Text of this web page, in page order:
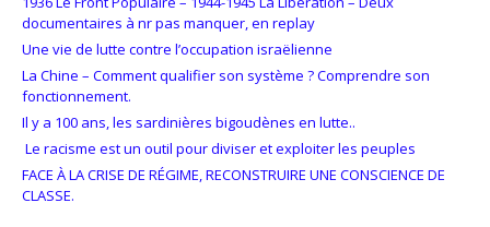
documentaires à nr pas manquer, en replay
Une vie de lutte contre l’occupation israëlienne
La Chine – Comment qualifier son système ? Comprendre son
fonctionnement.
Il y a 100 ans, les sardinières bigoudènes en lutte..
Le racisme est un outil pour diviser et exploiter les peuples
FACE À LA CRISE DE RÉGIME, RECONSTRUIRE UNE CONSCIENCE DE
CLASSE.